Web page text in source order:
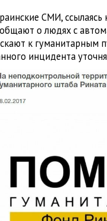
СМИ, ссылаясь
о людях с
к гуманитарным
инцидента